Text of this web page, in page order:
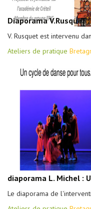
Diaporama V.Rusquet
V. Rusquet est intervenu
Ateliers de pratique
diaporama L. Michel :
Le diaporama de